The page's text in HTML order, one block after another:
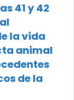
41 y 42
la vida
animal
de la